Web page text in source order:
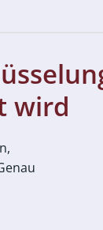
wird